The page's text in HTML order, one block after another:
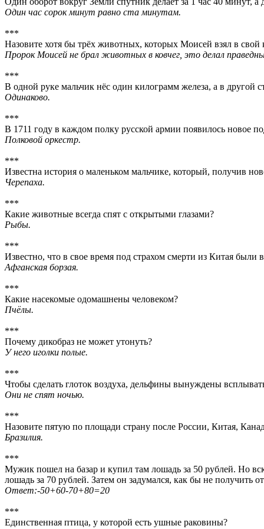
Один час сорок минут равно ста минутам.
***
Назовите хотя бы трёх животных, которых Моисей взял в свой
Пророк Моисей не брал животных в ковчег, это делал
***
В одной руке мальчик нёс один килограмм железа, а в другой
Одинаково.
***
В 1711 году в каждом полку русской армии появилось новое
Полковой оркестр.
***
Известна история о маленьком мальчике, который, получив
Черепаха.
***
Какие животные всегда спят с открытыми глазами?
Рыбы.
***
Известно, что в свое время под страхом смерти из Китая
Афганская борзая.
***
Какие насекомые одомашнены человеком?
Пчёлы.
***
Почему дикобраз не может утонуть?
У него иголки полые.
***
Чтобы сделать глоток воздуха, дельфины вынуждены
Они не спят ночью.
***
Назовите пятую по площади страну после России, Китая,
Бразилия.
***
Мужик пошел на базар и купил там лошадь за 50 рублей. Но
лошадь за 70 рублей. Затем он задумался, как бы не получить
Ответ:-50+60-70+80=20
***
Единственная птица, у которой есть ушные раковины?